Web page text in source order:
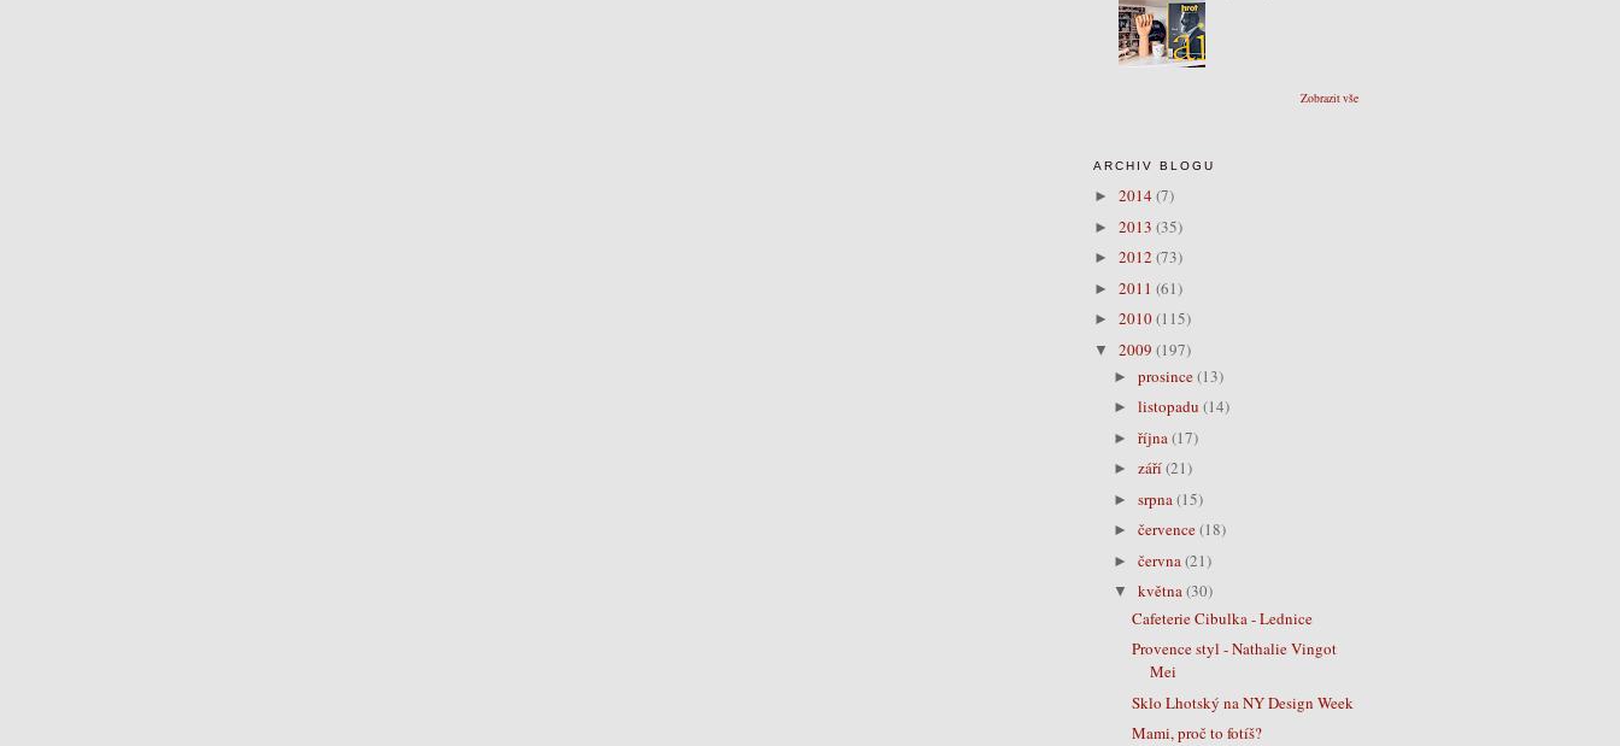
Zobrazit vše
ARCHIV BLOGU
► 2014(7)
► 2013 (35)
► 2012 (73)
► 2011 (61)
► 2010(115)
▼ 2009 (197)
► prosince(13)
► listopadu (14)
► října(17)
► září(21)
► srpna(15)
► července(18)
► června(21)
▼ května(30)
Cafeterie Cibulka - Lednice
Provence styl - Nathalie Vingot
Mei
Sklo Lhotský na NY Design Week
Mami, proč to fotíš?